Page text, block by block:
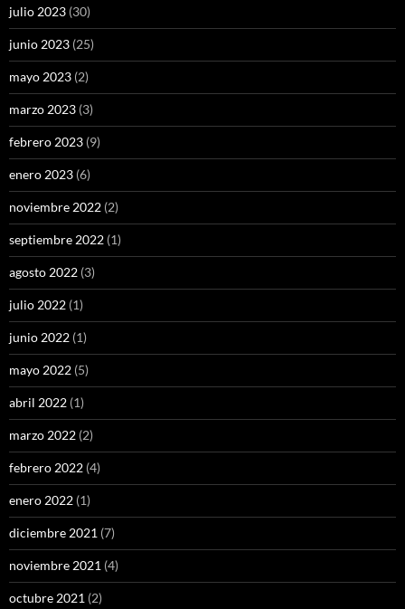
julio 2023 (30)
junio 2023 (25)
mayo 2023 (2)
marzo 2023 (3)
febrero 2023 (9)
enero 2023 (6)
noviembre 2022 (2)
septiembre 2022 (1)
agosto 2022 (3)
julio 2022 (1)
junio 2022 (1)
mayo 2022 (5)
abril 2022 (1)
marzo 2022 (2)
febrero 2022 (4)
enero 2022 (1)
diciembre 2021 (7)
noviembre 2021 (4)
octubre 2021 (2)